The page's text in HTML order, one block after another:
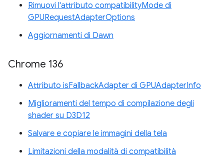
Rimuovi l'attributo compatibilityMode di
GPURequestAdapterOptions
Aggiornamenti di Dawn
Chrome 136
Attributo isFallbackAdapter di GPUAdapterInfo
Miglioramenti del tempo di compilazione degli
shader su D3D12
Salvare e copiare le immagini della tela
Limitazioni della modalità di compatibilità